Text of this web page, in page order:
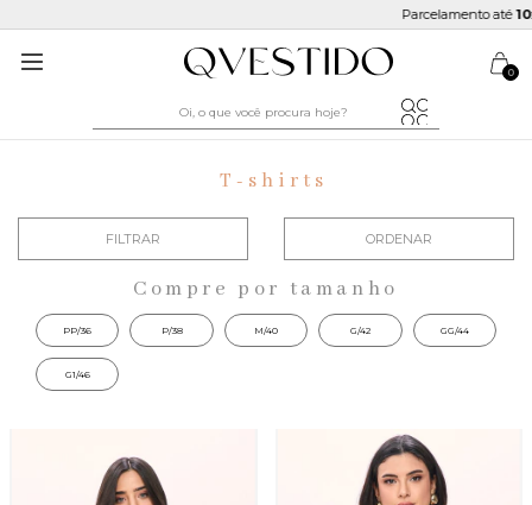
Parcelamento até10x
0
T-shirts
FILTRAR ORDENAR
Compre por tamanho
PP/36 P/38 M/40 G/42 GG/44
G1/46